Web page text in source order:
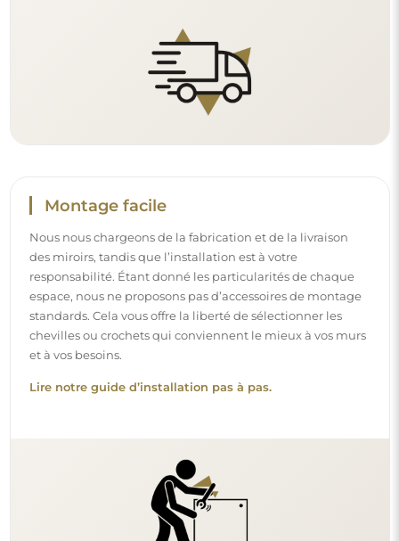
Montage facile
Nous nous chargeons de la fabrication et de la livraison
des miroirs, tandis que l’installation est à votre
responsabilité. Étant donné les particularités de chaque
espace, nous ne proposons pas d’accessoires de montage
standards. Cela vous offre la liberté de sélectionner les
chevilles ou crochets qui conviennent le mieux à vos murs
et à vos besoins.
Lire notre guide d’installation pas à pas.